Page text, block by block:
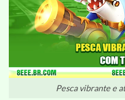
Pesca vibrante e